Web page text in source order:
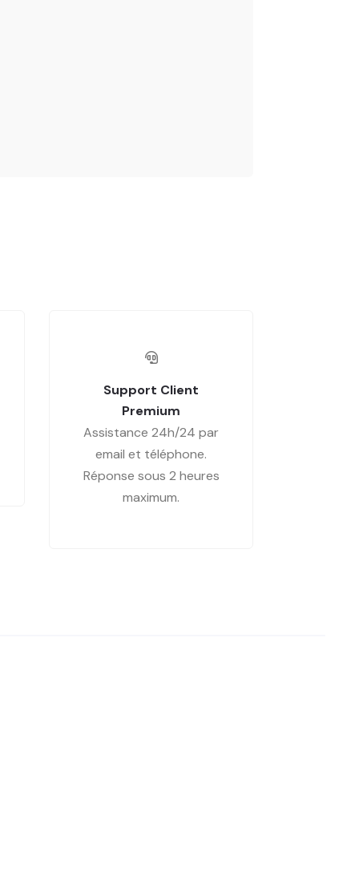
Support Client
Premium
Assistance 24h/24 par
email et téléphone.
Réponse sous 2 heures
maximum.